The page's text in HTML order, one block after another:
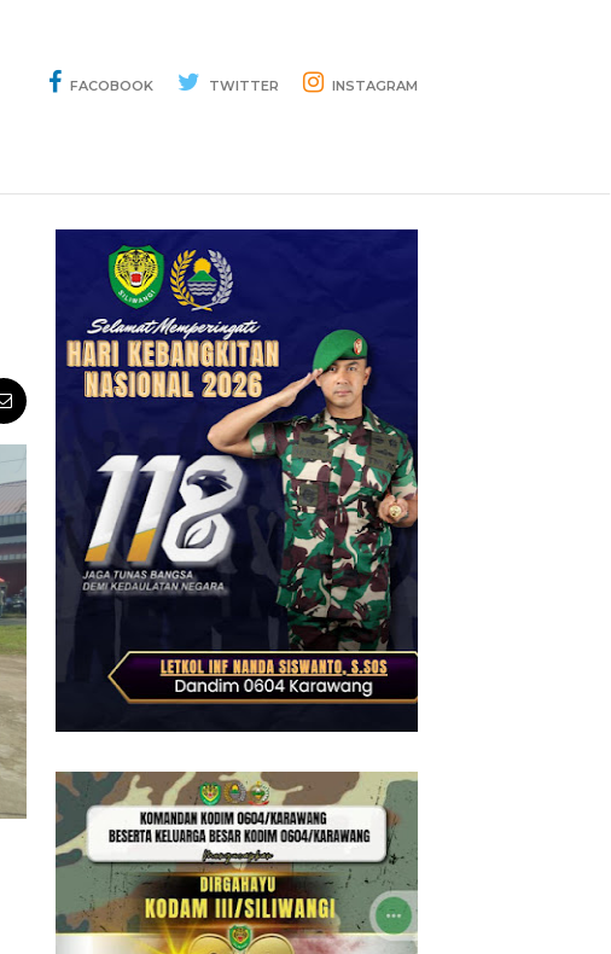
FACOBOOK TWITTER INSTAGRAM